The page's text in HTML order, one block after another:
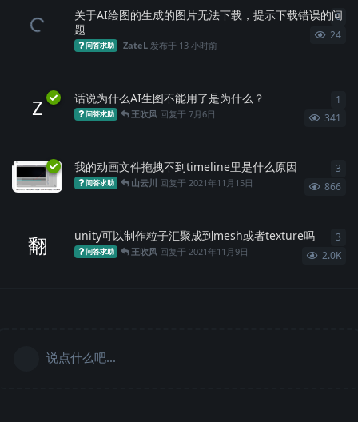
关于AI绘图的生成的图片无法下载，提示下载错误的问
题
问答求助 ZateL 发布于 13 小时前
24
0
Z 话说为什么AI生图不能用了是为什么？
问答求助 王吹风 回复于7月6日 341
1
我的动画文件拖拽不到timeline里是什么原因
问答求助 山云川 回复于 2021年11月15日 866
3
翻 unity可以制作粒子汇聚成到mesh或者texture吗
问答求助 王吹风 回复于 2021年11月9日 2.0K
3
说点什么吧...